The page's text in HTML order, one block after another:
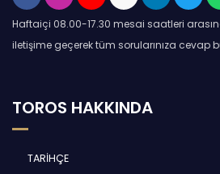
Haftaiçi 08.00-17.30 mesai saatleri
iletişime geçerek tüm sorularınıza cevap
TOROS HAKKINDA
TARİHÇE